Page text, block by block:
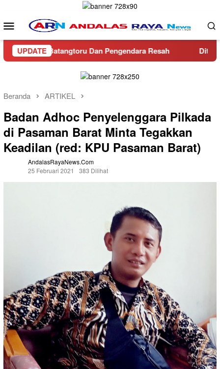
konten
Menu
Mobile
UPDATEDan Pengendara Resah Ditreskrimsus
Beranda ARTIKEL
Badan Adhoc Penyelenggara Pilkada
di Pasaman Barat Minta Tegakkan
Keadilan (red: KPU Pasaman Barat)
AndalasRayaNews.com
25 Februari 2021
383 Dilihat